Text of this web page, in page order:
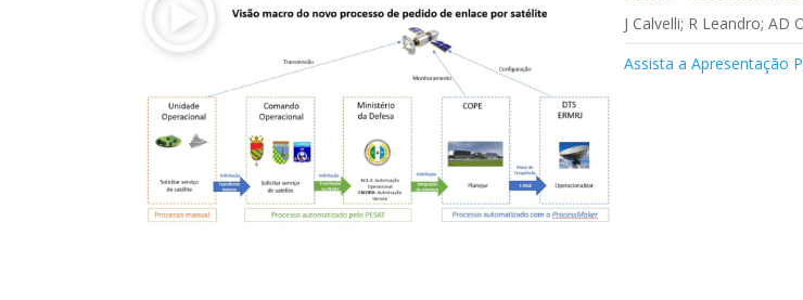
J Calvelli; R Leandro; AD
Assista a Apresentação